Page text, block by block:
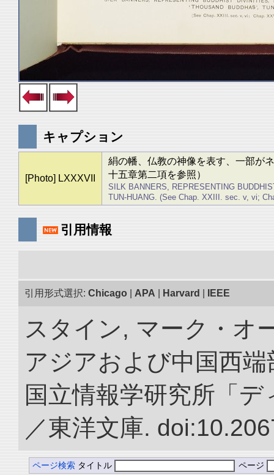
キャプション
[Photo] LXXXVII
絹の幡、仏教の神像を表す、一部が
十五章第二項を参照）
SILK BANNERS, REPRESENTING
TUN-HUANG. (See Chap. XXIII. sec. v, vi;
引用情報
引用形式選択: Chicago APA Harvard IEEE
スタイン, マーク・オ
アジアおよび中国西
国立情報学研究所「
／東洋文庫.
ページ検索 タイトル ページ